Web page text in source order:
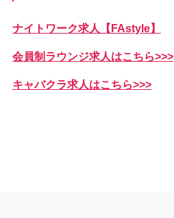
ナイトワーク求人【FAstyle】
会員制ラウンジ求人はこちら>>>
キャバクラ求人はこちら>>>